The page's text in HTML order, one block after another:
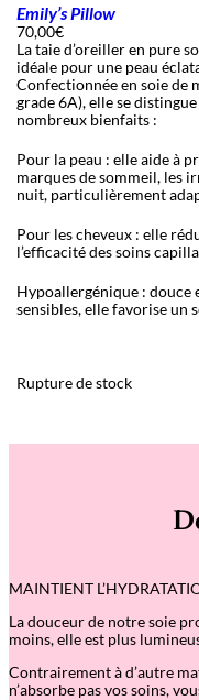
Emily’s Pillow
70,00€
La taie d’oreiller en pure
idéale pour une peau
Confectionnée en soie de
grade 6A), elle se
nombreux bienfaits :
Pour la peau : elle aide à
marques de sommeil, les
nuit, particulièrement
Pour les cheveux : elle
l’efficacité des soins
Hypoallergénique : douce
sensibles, elle favorise un
Rupture de stock
MAINTIENT
La douceur de notre soie
moins, elle est plus
Contrairement à d’autre
n’absorbe pas vos soins,